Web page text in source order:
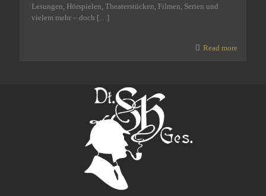
Lesungen, Hörspielen, Theaterstücken, Filmen, Serien und
vielem mehr – doch […]
Read more